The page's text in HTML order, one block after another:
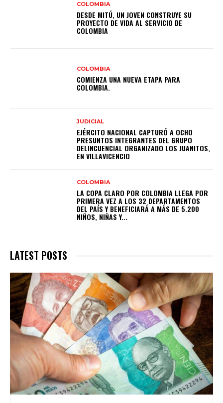
COLOMBIA
DESDE MITÚ, UN JOVEN CONSTRUYE SU
PROYECTO DE VIDA AL SERVICIO DE
COLOMBIA
COLOMBIA
COMIENZA UNA NUEVA ETAPA PARA
COLOMBIA.
JUDICIAL
EJÉRCITO NACIONAL CAPTURÓ A OCHO
PRESUNTOS INTEGRANTES DEL GRUPO
DELINCUENCIAL ORGANIZADO LOS JUANITOS,
EN VILLAVICENCIO
COLOMBIA
LA COPA CLARO POR COLOMBIA LLEGA POR
PRIMERA VEZ A LOS 32 DEPARTAMENTOS
DEL PAÍS Y BENEFICIARÁ A MÁS DE 5.200
NIÑOS, NIÑAS Y...
LATEST POSTS